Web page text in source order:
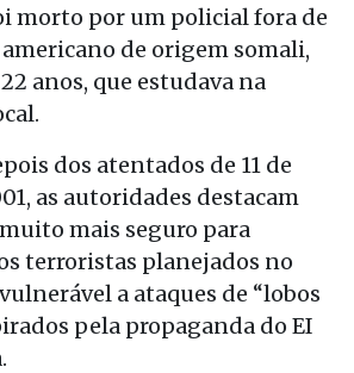
morto por um policial fora de
de origem somali,
anos, que estudava na
dos atentados de 11 de
as autoridades destacam
mais seguro para
terroristas planejados no
a ataques de “lobos
pela propaganda do EI